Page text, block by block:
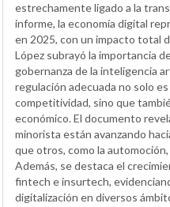
estrechamente ligado a la
informe, la economía digital
en 2025, con un impacto total
López subrayó la importancia
gobernanza de la inteligencia
regulación adecuada no solo
competitividad, sino que
económico. El documento
minorista están avanzando
que otros, como la
Además, se destaca el
fintech e insurtech,
digitalización en diversos